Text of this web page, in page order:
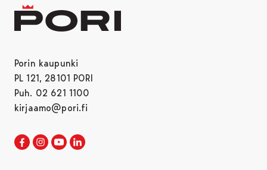
Porin kaupunki
PL 121, 28101 PORI
Puh. 02 621 1100
kirjaamo@pori.fi
Porin kaupunki Facebookissa
Avautuu uudessa välilehdessä
Porin kaupunki Instagramissa
Avautuu uudessa välilehdessä
Porin kaupunki Youtubessa
Avautuu uudessa välilehdessä